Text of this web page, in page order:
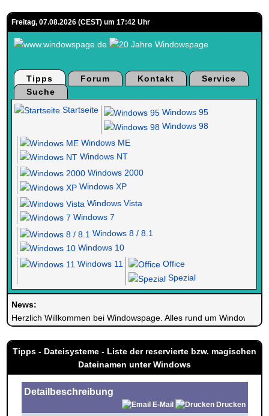
Freitag, 07.08.2026 (CEST) um 17:42 Uhr
Tipps Forum Kontakt
Service
Suche
Startseite
Windows 95
Windows 98
Windows ME
Windows NT
Windows 2000
Windows XP
Windows Vista
Windows 7
Windows 8 / 8.1
Windows 10
Windows 11
Office
Spezial
News:
Herzlich Willkommen bei Windowspage. Alles rund um Windows.
Tipps - Dateisysteme - Liste der reservierte bzw. magischen
Dateinamen unter Windows
Detailbeschreibung
E-Mail
Drucken